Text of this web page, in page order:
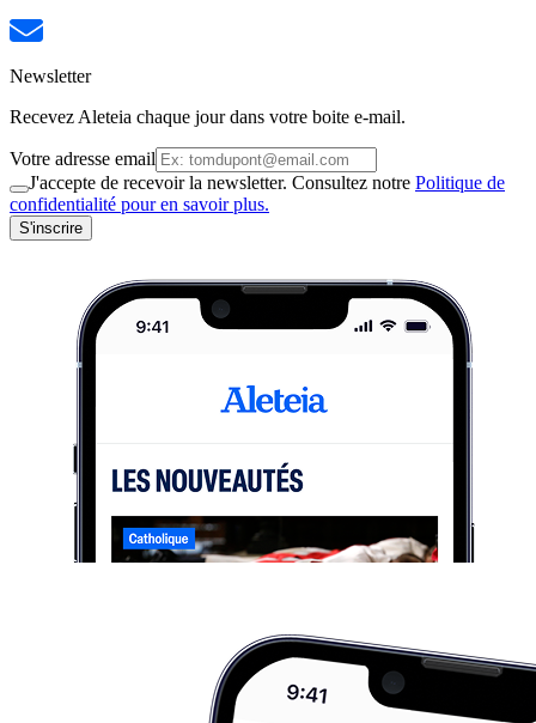
Newsletter
Recevez Aleteia chaque jour dans votre boite e-mail.
Votre adresse email
J'accepte de recevoir la newsletter. Consultez notre Politique de
confidentialité pour en savoir plus.
S'inscrire